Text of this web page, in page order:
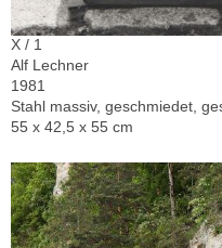
X / 1
Alf Lechner
1981
Stahl massiv, geschmiedet,
55 x 42,5 x 55 cm